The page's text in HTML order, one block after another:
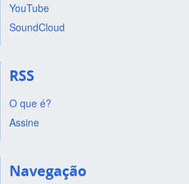
YouTube
SoundCloud
RSS
O que é?
Assine
Navegação